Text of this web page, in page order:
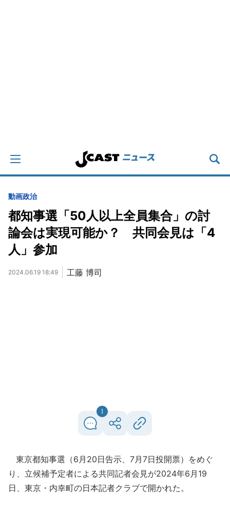
動画政治
都知事選「50人以上全員集合」の討
論会は実現可能か？ 共同会見は「4
人」参加
2024.06.19 18:49 工藤 博司
1
東京都知事選（6月20日告示、7月7日投開票）をめぐ
り、立候補予定者による共同記者会見が2024年6月19
日、東京・内幸町の日本記者クラブで開かれた。